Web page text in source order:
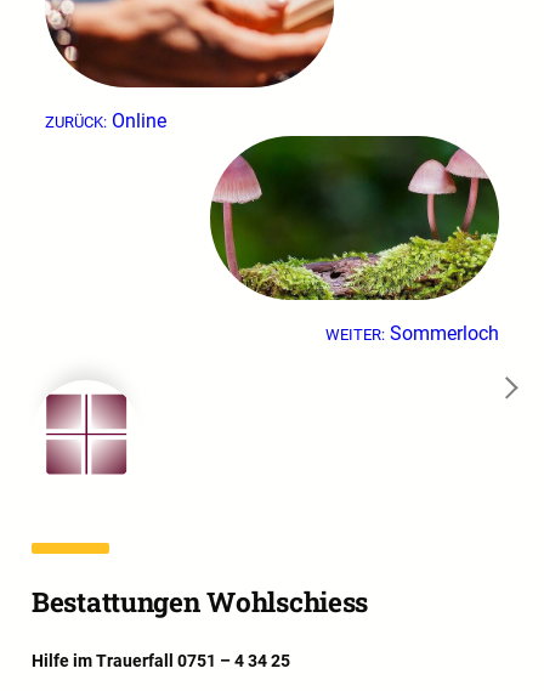
ZURÜCK: Online
WEITER: Sommerloch
→
Bestattungen Wohlschiess
Hilfe im Trauerfall 0751 – 4 34 25